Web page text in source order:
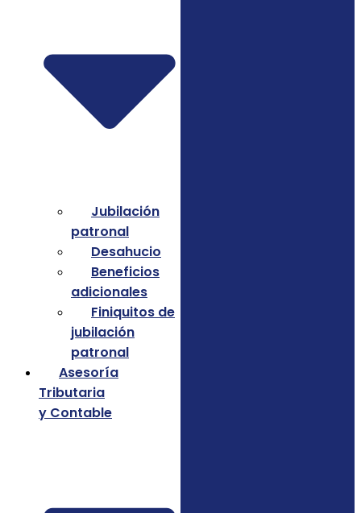
Jubilación
patronal
Desahucio
Beneficios
adicionales
Finiquitos de
jubilación
patronal
Asesoría
Tributaria
y Contable